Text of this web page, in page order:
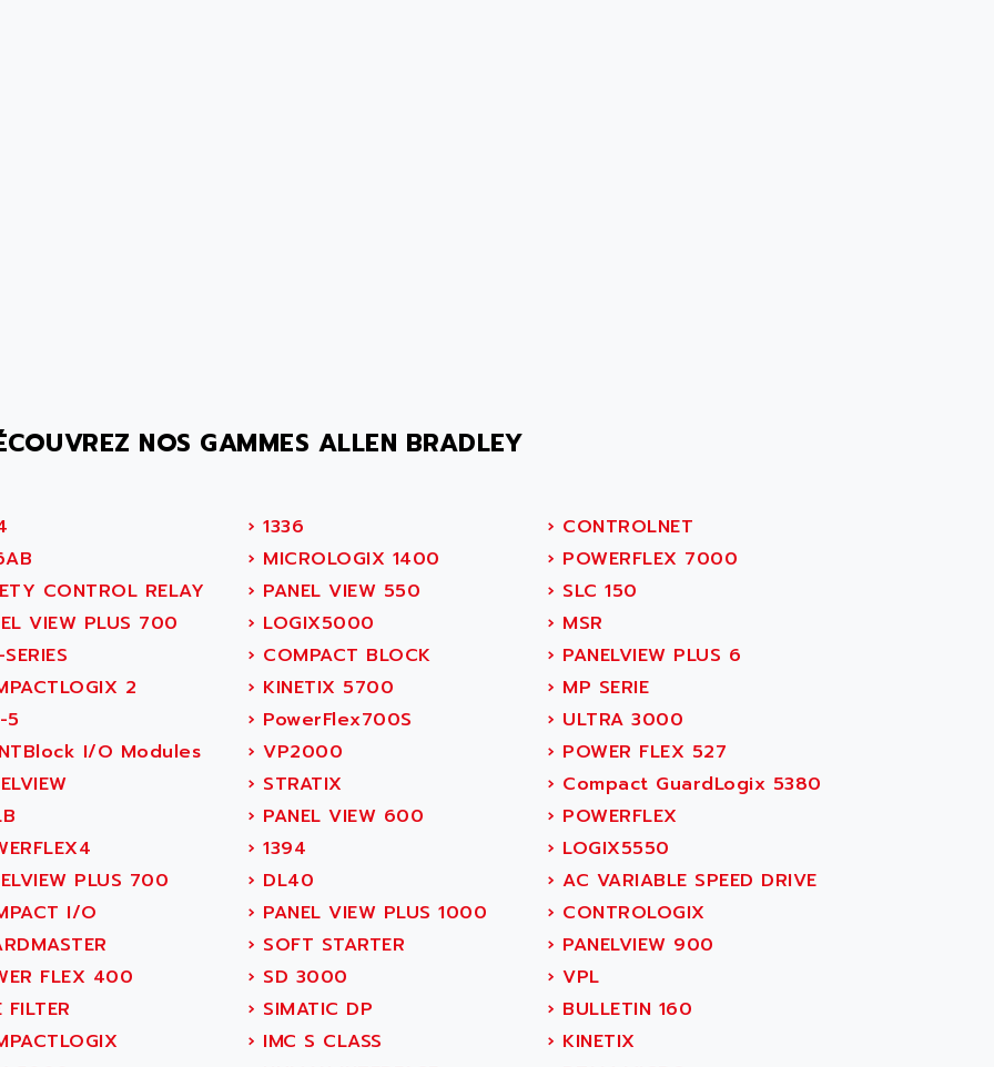
NOS GAMMES ALLEN BRADLEY
› 1336 › CONTROLNET
› MICROLOGIX 1400 › POWERFLEX 7000
CONTROL RELAY › PANEL VIEW 550 › SLC 150
VIEW PLUS 700 › LOGIX5000 › MSR
› COMPACT BLOCK › PANELVIEW PLUS 6
2 › KINETIX 5700 › MP SERIE
5 › PowerFlex700S › ULTRA 3000
I/O Modules › VP2000 › POWER FLEX 527
› STRATIX › Compact GuardLogix 5380
› PANEL VIEW 600 › POWERFLEX
› 1394 › LOGIX5550
PLUS 700 › DL40 › AC VARIABLE SPEED DRIVE
I/O › PANEL VIEW PLUS 1000 › CONTROLOGIX
› SOFT STARTER › PANELVIEW 900
FLEX 400 › SD 3000 › VPL
FILTER › SIMATIC DP › BULLETIN 160
› IMC S CLASS › KINETIX